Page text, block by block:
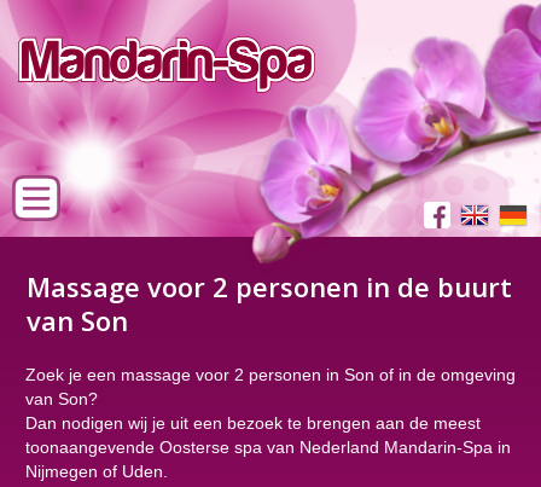
Massage voor 2 personen in de buurt
van Son
Zoek je een massage voor 2 personen in Son of in de omgeving
van Son?
Dan nodigen wij je uit een bezoek te brengen aan de meest
toonaangevende Oosterse spa van Nederland Mandarin-Spa in
Nijmegen of Uden.